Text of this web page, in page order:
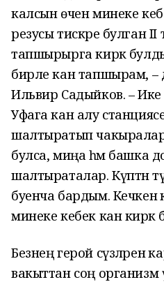
калсын өчен минеке
резусы тискәре булган
тапшырырга кирәк
бирле кан тапшырам, –
Ильвир Садыйков. –
Уфага кан алу
шалтыратып
булса, миңа һәм башка
шалтыраталар. Күптән
буенча бардым. Кечкенә
минеке кебек кан кирәк
Безнең герой сүзләренә
вакыттан соң